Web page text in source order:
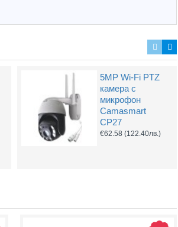
BNC Kонектор с
Винт
€0.61(1.20лв.)
5MP Wi-Fi PTZ
камера с
микрофон
Camasmart
CP27
€62.58 (122.40лв.)